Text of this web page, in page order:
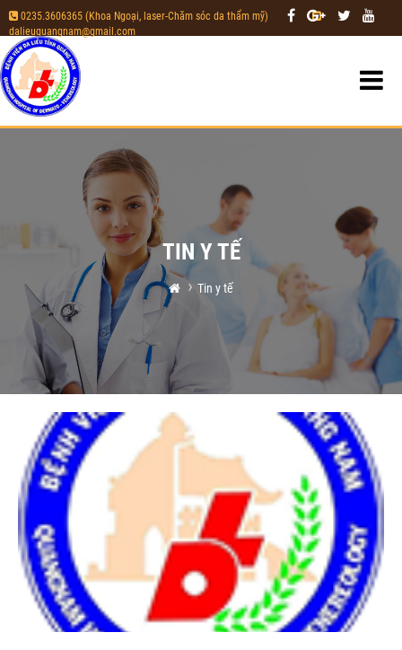
0235.3606365 (Khoa Ngoại, laser-Chăm sóc da thẩm mỹ)
|
dalieuquangnam@gmail.com
TIN Y TẾ
Tin y tế